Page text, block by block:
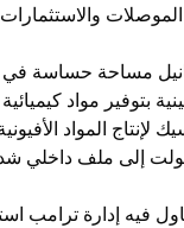
مساحة حساسة في
بتوفير مواد
لإنتاج المواد
إلى ملف داخلي
فيه إدارة ترامب